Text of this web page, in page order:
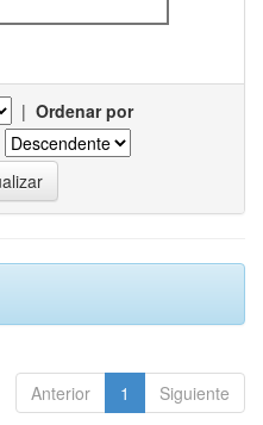
| Ordenar por
Anterior 1 Siguiente